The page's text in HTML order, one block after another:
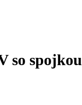
so spojkou